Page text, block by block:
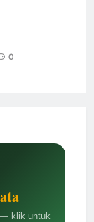
— klik untuk
0